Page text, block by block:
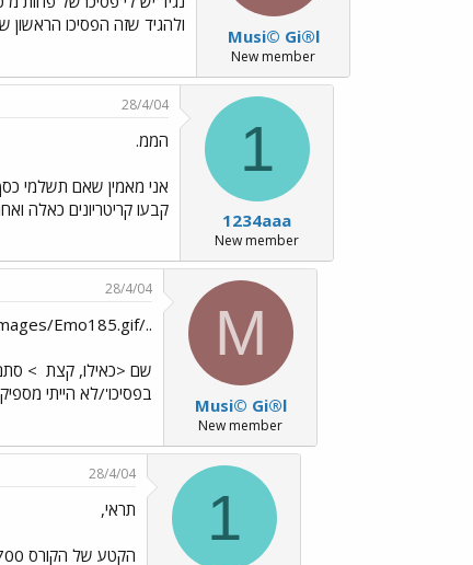
י
ך
Musi© Gi®l
New member
ולהגיד שזה הפסיכו הראשון שלי ? אין מצב שיתנו לי
1
1234aaa
New member
28/4/04
הממ.
אני מאמין שאם תשלמי
קבעו קריטריונים כאלה
M
Musi© Gi®l
New member
28/4/04
../images/Emo185.gif אני לא באמת מדברת על עצמי
שם <כאילו, קצת >
בפסיכו'/לא הייתי
1
28/4/04
תראי,